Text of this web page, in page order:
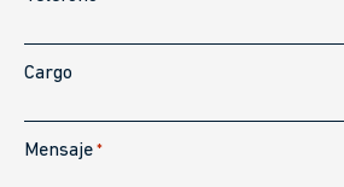
Cargo
Mensaje *